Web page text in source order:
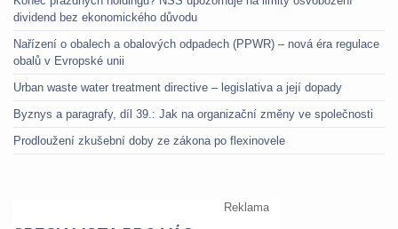
dividend bez ekonomického důvodu
Nařízení o obalech a obalových odpadech (PPWR) – nová éra regulace
obalů v Evropské unii
Urban waste water treatment directive – legislativa a její dopady
Byznys a paragrafy, díl 39.: Jak na organizační změny ve společnosti
Prodloužení zkušební doby ze zákona po flexinovele